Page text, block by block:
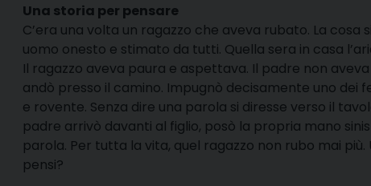
Una storia per pensare
C’era una volta un ragazzo che aveva rubato. La
uomo onesto e stimato da tutti. Quella sera in casa
Il ragazzo aveva paura e aspettava. Il padre non
andò presso il camino. Impugnò decisamente uno
e rovente. Senza dire una parola si diresse verso il
padre arrivò davanti al figlio, posò la propria mano
parola. Per tutta la vita, quel ragazzo non rubo mai
pensi?